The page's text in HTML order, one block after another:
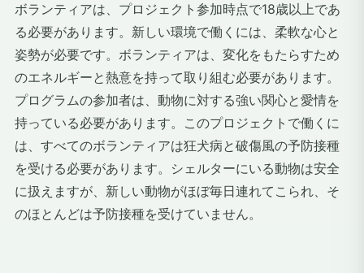
ボランティアは、プロジェクト参加時点で18歳以上であ
る必要があります。新しい環境で働くには、柔軟な心と
姿勢が必要です。ボランティアは、変化をもたらすため
のエネルギーと熱意を持って取り組む必要があります。
プログラムの参加者は、動物に対する強い関心と愛情を
持っている必要があります。このプロジェクトで働くに
は、すべてのボランティアは狂犬病と破傷風の予防接種
を受ける必要があります。シェルターにいる動物は安全
に扱えますが、新しい動物がほぼ毎日連れてこられ、そ
のほとんどは予防接種を受けていません。